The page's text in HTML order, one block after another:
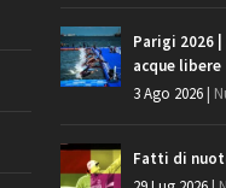
Parigi 2026
acque libere
3 Ago 2026|
Fatti di